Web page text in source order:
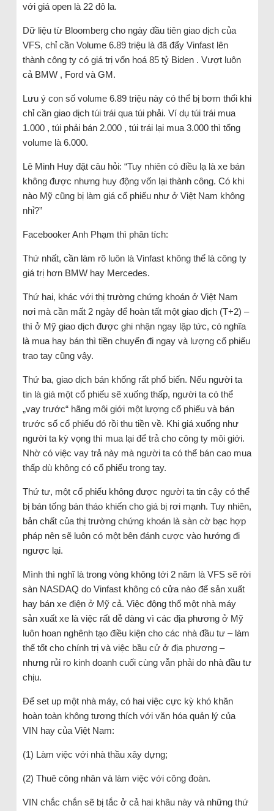
với giá open là 22 đô la.
Dữ liệu từ Bloomberg cho ngày đầu tiên giao dịch của
VFS, chỉ cần Volume 6.89 triệu là đã đẩy Vinfast lên
thành công ty có giá trị vốn hoá 85 tỷ Biden . Vượt luôn
cả BMW , Ford và GM.
Lưu ý con số volume 6.89 triệu này có thể bị bơm thổi khi
chỉ cần giao dịch túi trái qua túi phải. Ví dụ túi trái mua
1.000 , túi phải bán 2.000 , túi trái lại mua 3.000 thì tổng
volume là 6.000.
Lê Minh Huy đặt câu hỏi: “Tuy nhiên có điều lạ là xe bán
không được nhưng huy động vốn lại thành công. Có khi
nào Mỹ cũng bị làm giá cổ phiếu như ở Việt Nam không
nhỉ?”
Facebooker Anh Phạm thì phân tích:
Thứ nhất, cần làm rõ luôn là Vinfast không thể là công ty
giá trị hơn BMW hay Mercedes.
Thứ hai, khác với thị trường chứng khoán ở Việt Nam
nơi mà cần mất 2 ngày để hoàn tất một giao dịch (T+2) –
thì ở Mỹ giao dịch được ghi nhận ngay lập tức, có nghĩa
là mua hay bán thì tiền chuyển đi ngay và lượng cổ phiếu
trao tay cũng vậy.
Thứ ba, giao dịch bán khống rất phổ biến. Nếu người ta
tin là giá một cổ phiếu sẽ xuống thấp, người ta có thể
„vay trước“ hãng môi giới một lượng cổ phiếu và bán
trước số cổ phiếu đó rồi thu tiền về. Khi giá xuống như
người ta kỳ vọng thì mua lại để trả cho công ty môi giới.
Nhờ có việc vay trả này mà người ta có thể bán cao mua
thấp dù không có cổ phiếu trong tay.
Thứ tư, một cổ phiếu không được người ta tin cậy có thể
bị bán tống bán tháo khiến cho giá bị rơi mạnh. Tuy nhiên,
bản chất của thị trường chứng khoán là sàn cờ bạc hợp
pháp nên sẽ luôn có một bên đánh cược vào hướng đi
ngược lại.
Mình thì nghĩ là trong vòng không tới 2 năm là VFS sẽ rời
sàn NASDAQ do Vinfast không có cửa nào để sản xuất
hay bán xe điện ở Mỹ cả. Việc động thổ một nhà máy
sản xuất xe là việc rất dễ dàng vì các địa phương ở Mỹ
luôn hoan nghênh tạo điều kiện cho các nhà đầu tư – làm
thế tốt cho chính trị và việc bầu cử ở địa phương –
nhưng rủi ro kinh doanh cuối cùng vẫn phải do nhà đầu tư
chịu.
Để set up một nhà máy, có hai việc cực kỳ khó khăn
hoàn toàn không tương thích với văn hóa quản lý của
VIN hay của Việt Nam:
(1) Làm việc với nhà thầu xây dựng;
(2) Thuê công nhân và làm việc với công đoàn.
VIN chắc chắn sẽ bị tắc ở cả hai khâu này và những thứ